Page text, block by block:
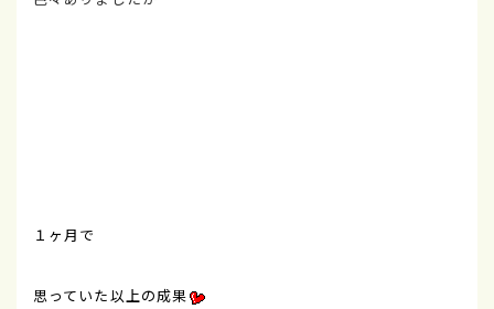
１ヶ月で
思っていた以上の成果